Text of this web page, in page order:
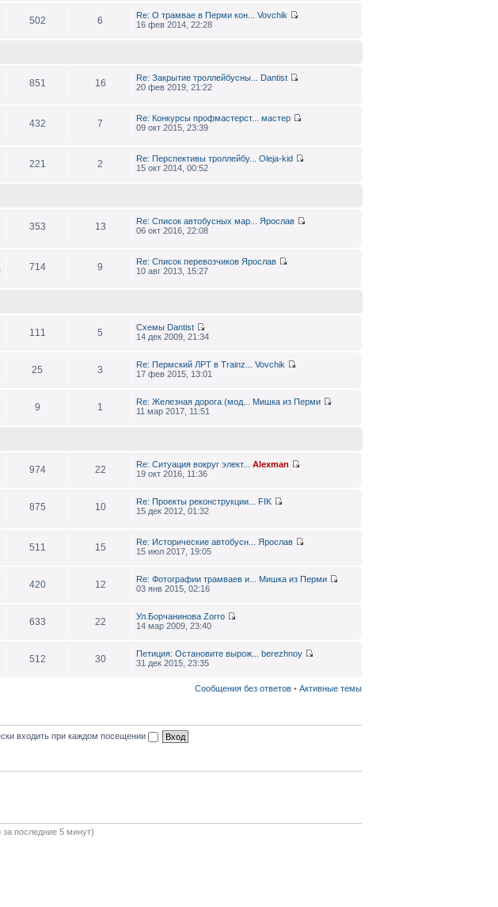
502 6 Re: О трамвае в Перми кон...
Vovchik
16 фев 2014, 22:28
851 16 Re: Закрытие троллейбусны...
Dantist
20 фев 2019, 21:22
432 7 Re: Конкурсы профмастерст...
мастер
09 окт 2015, 23:39
221 2 Re: Перспективы троллейбу...
Oleja-kid
15 окт 2014, 00:52
353 13 Re: Список автобусных мар...
Ярослав
06 окт 2016, 22:08
714 9 Re: Список перевозчиков Ярослав
10 авг 2013, 15:27
111 5 Схемы Dantist
14 дек 2009, 21:34
25 3 Re: Пермский ЛРТ в Trainz...
Vovchik
17 фев 2015, 13:01
9 1 Re: Железная дорога (мод...
Мишка из Перми
11 мар 2017, 11:51
974 22 Re: Ситуация вокруг элект...
Alexman
19 окт 2016, 11:36
875 10 Re: Проекты реконструкции...
FIK
15 дек 2012, 01:32
511 15 Re: Исторические автобусн...
Ярослав
15 июл 2017, 19:05
420 12 Re: Фотографии трамваев и...
Мишка из Перми
03 янв 2015, 02:16
633 22 Ул.Борчанинова Zorro
14 мар 2009, 23:40
512 30 Петиция: Остановите вырож...
berezhnoy
31 дек 2015, 23:35
Сообщения без ответов • Активные темы
входить при каждом посещении
за последние 5 минут)